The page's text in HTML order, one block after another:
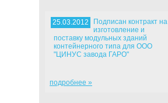
25.03.2012
Подписан контракт на
изготовление и
поставку модульных зданий
контейнерного типа для ООО
"ЦИНУС завода ГАРО"
подробнее »